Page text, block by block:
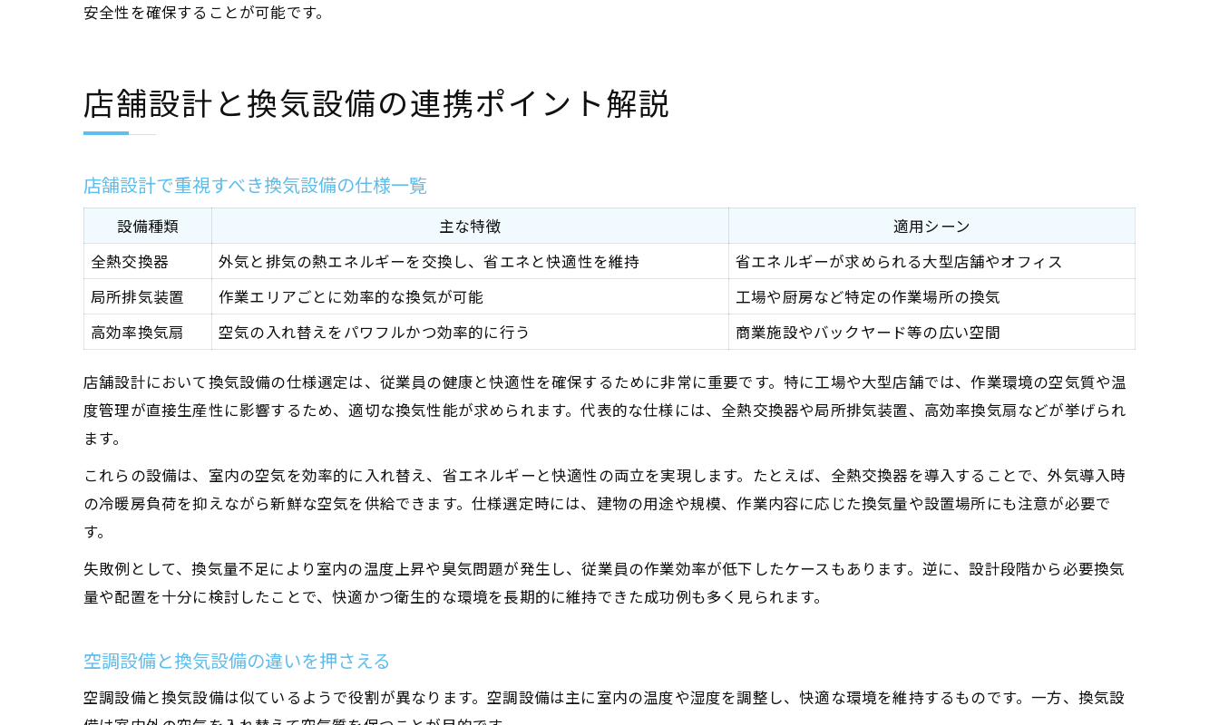
安全性を確保することが可能です。
店舗設計と換気設備の連携ポイント解説
店舗設計で重視すべき換気設備の仕様一覧
設備種類 主な特徴
適用シーン
全熱交換器
外気と排気の熱エネルギーを交換し、省エネと快適性を維持
省エネルギーが求められる大型店舗やオフィス
局所排気装置
作業エリアごとに効率的な換気が可能
工場や厨房など特定の作業場所の換気
高効率換気扇
空気の入れ替えをパワフルかつ効率的に行う 商業施設やバックヤード等の広い空間
店舗設計において換気設備の仕様選定は、従業員の健康と快適性を確保するために非常に重要です。特に工場や大型店舗では、作業環境の空気質や温
度管理が直接生産性に影響するため、適切な換気性能が求められます。代表的な仕様には、全熱交換器や局所排気装置、高効率換気扇などが挙げられ
ます。
これらの設備は、室内の空気を効率的に入れ替え、省エネルギーと快適性の両立を実現します。たとえば、全熱交換器を導入することで、外気導入時
の冷暖房負荷を抑えながら新鮮な空気を供給できます。仕様選定時には、建物の用途や規模、作業内容に応じた換気量や設置場所にも注意が必要で
す。
失敗例として、換気量不足により室内の温度上昇や臭気問題が発生し、従業員の作業効率が低下したケースもあります。逆に、設計段階から必要換気
量や配置を十分に検討したことで、快適かつ衛生的な環境を長期的に維持できた成功例も多く見られます。
空調設備と換気設備の違いを押さえる
空調設備と換気設備は似ているようで役割が異なります。空調設備は主に室内の温度や湿度を調整し、快適な環境を維持するものです。一方、換気設